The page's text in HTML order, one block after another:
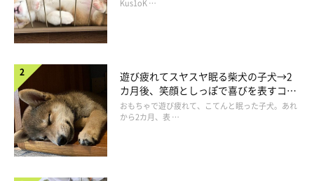
長！
Kus1oK …
遊び疲れてスヤスヤ眠る柴犬の子犬→2
カ月後、笑顔としっぽで喜びを表すコに
成長！
おもちゃで遊び疲れて、こてんと眠った子犬。あれ
から2カ月、表 …